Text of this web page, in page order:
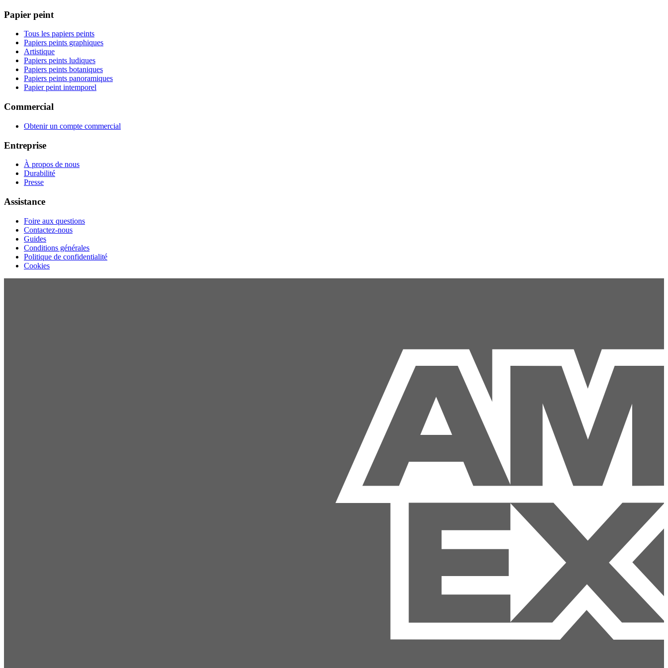
Papier peint
Tous les papiers peints
Papiers peints graphiques
Artistique
Papiers peints ludiques
Papiers peints botaniques
Papiers peints panoramiques
Papier peint intemporel
Commercial
Obtenir un compte commercial
Entreprise
À propos de nous
Durabilité
Presse
Assistance
Foire aux questions
Contactez-nous
Guides
Conditions générales
Politique de confidentialité
Cookies